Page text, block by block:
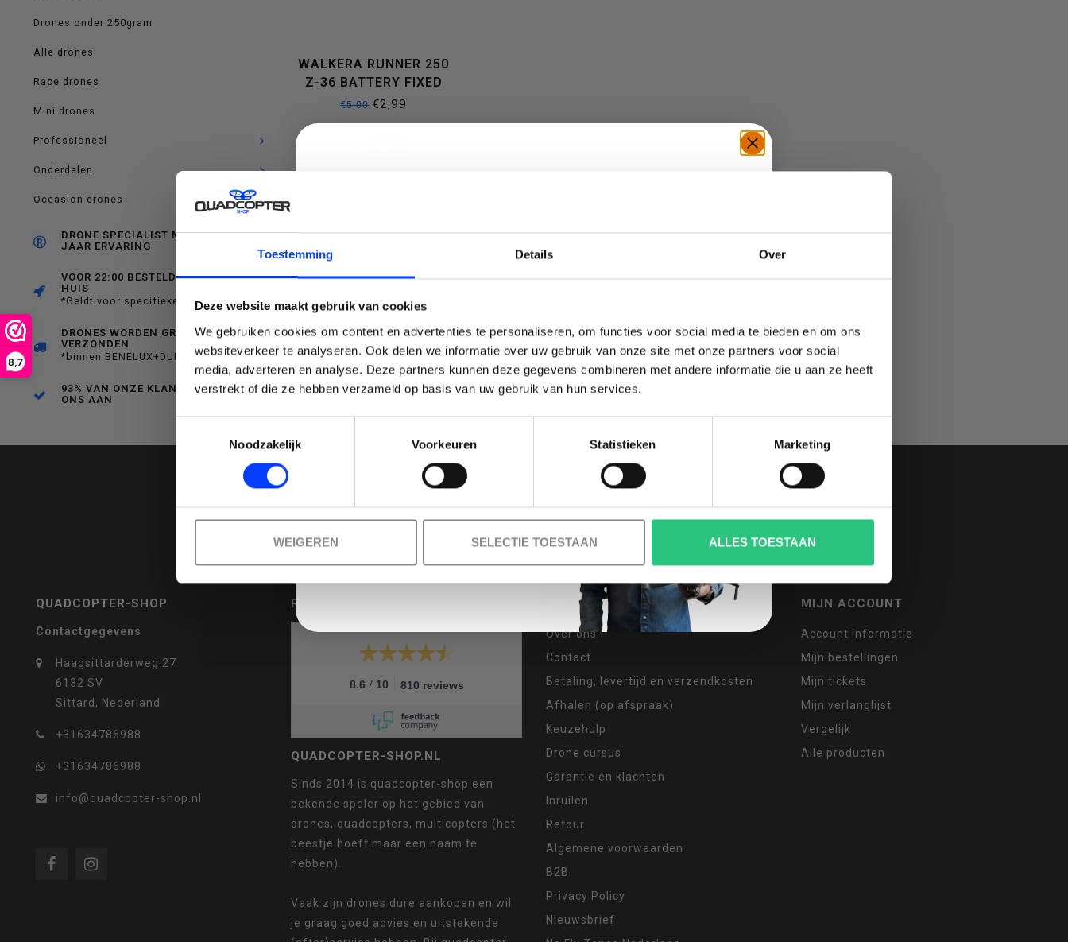
Toestemming Details Over
Deze website maakt gebruik van cookies
We gebruiken cookies om content en advertenties te personaliseren, om functies voor social media te bieden en om ons
websiteverkeer te analyseren. Ook delen we informatie over uw gebruik van onze site met onze partners voor social
media, adverteren en analyse. Deze partners kunnen deze gegevens combineren met andere informatie die u aan ze heeft
verstrekt of die ze hebben verzameld op basis van uw gebruik van hun services.
Noodzakelijk
Voorkeuren Statistieken Marketing
WEIGEREN SELECTIE TOESTAAN ALLES TOESTAAN
8,7 beschikbaar
Drones onder 250gram
Alle drones
Race drones
Mini drones
Professioneel
Onderdelen
Occasion drones
DRONE SPECIALIST MET RUIM 10
JAAR ERVARING
VOOR 22:00 BESTELD, MORGEN IN
HUIS
*Geldt voor specifieke producten
DRONES WORDEN GRATIS
VERZONDEN
*binnen BENELUX+DUITSLAND
93% VAN ONZE KLANTEN BEVEELT
ONS AAN
WALKERA RUNNER 250
Z-36 BATTERY FIXED
MOUNT
€5,00€2,99
QUADCOPTER-SHOP
Contactgegevens
Haagsittarderweg 27
6132 SV
Sittard, Nederland
+31634786988
+31634786988
info@quadcopter-shop.nl
REVIEWS
8.6 / 10 810 reviews
QUADCOPTER-SHOP.NL
Sinds 2014 is quadcopter-shop een
bekende speler op het gebied van
drones, quadcopters, multicopters (het
beestje hoeft maar een naam te
hebben).
Vaak zijn drones dure aankopen en wil
je graag goed advies en uitstekende
INFORMATIE
Over ons
Contact
Betaling, levertijd en verzendkosten
Afhalen (op afspraak)
Keuzehulp
Drone cursus
Garantie en klachten
Inruilen
Retour
Algemene voorwaarden
B2B
Privacy Policy
Nieuwsbrief
MIJN ACCOUNT
Account informatie
Mijn bestellingen
Mijn tickets
Mijn verlanglijst
Vergelijk
Alle producten
CLAIM KORTING OP JE EERSTE
BESTELLING!
Ontvang je welkomstkorting tot 15 euro.
Minimale besteding 100 euro .
Email